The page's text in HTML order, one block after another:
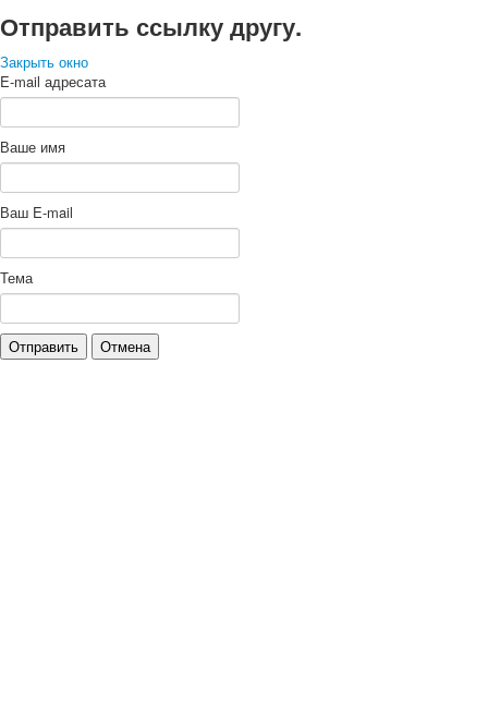
Отправить ссылку другу.
Закрыть окно
E-mail адресата
Ваше имя
Ваш E-mail
Тема
Отправить Отмена